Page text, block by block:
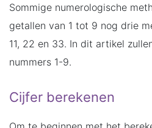
Sommige numerologische
getallen van 1 tot 9 nog drie
11, 22 en 33. In dit artikel
nummers 1-9.
Cijfer berekenen